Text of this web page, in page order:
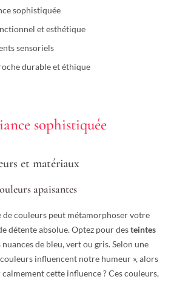
sophistiquée
et esthétique
sensoriels
durable et éthique
sophistiquée
et matériaux
apaisantes
couleurs peut métamorphoser votre
détente absolue. Optez pour desteintes
de bleu, vert ou gris. Selon une
influencent notre humeur », alors
cette influence ? Ces couleurs,